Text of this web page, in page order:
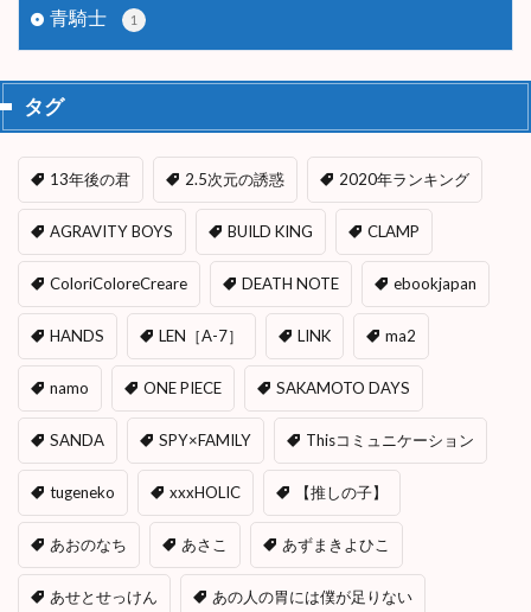
青騎士 1
タグ
13年後の君 2.5次元の誘惑 2020年ランキング
AGRAVITY BOYS BUILD KING CLAMP
ColoriColoreCreare DEATH NOTE ebookjapan
HANDS LEN［A-7］ LINK ma2
namo ONE PIECE SAKAMOTO DAYS
SANDA SPY×FAMILY Thisコミュニケーション
tugeneko xxxHOLIC 【推しの子】
あおのなち あさこ あずまきよひこ
あせとせっけん あの人の胃には僕が足りない